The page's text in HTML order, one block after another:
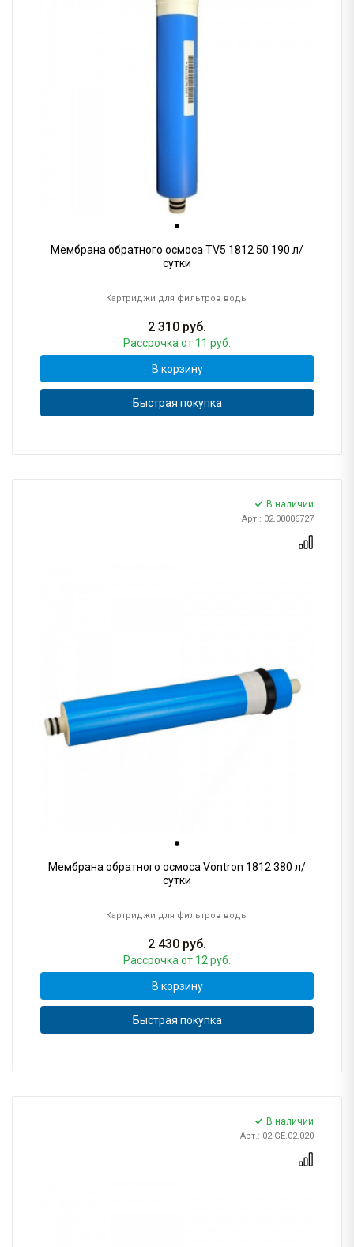
Мембрана обратного осмоса TV5 1812 50 190 л/
сутки
Картриджи для фильтров воды
2 310 руб.
Рассрочка от 11 руб.
В корзину
Быстрая покупка
В наличии
Арт.: 02.00006727
Мембрана обратного осмоса Vontron 1812 380 л/
сутки
Картриджи для фильтров воды
2 430 руб.
Рассрочка от 12 руб.
В корзину
Быстрая покупка
В наличии
Арт.: 02.GE.02.020